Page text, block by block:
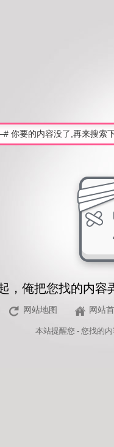
，俺把您找的内容
网站地图 网站
本站提醒您 - 您找的